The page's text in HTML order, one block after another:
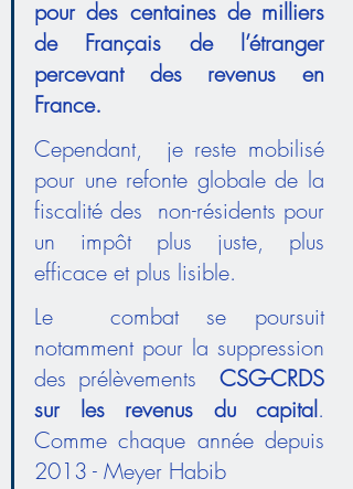
pour des centaines de milliers
de Français de l’étranger
percevant des revenus en
France.
Cependant,  je reste mobilisé
pour une refonte globale de la
fiscalité des  non-résidents pour
un impôt plus juste, plus
efficace et plus lisible.
Le  combat se poursuit
notamment pour la suppression
des prélèvements CSG-CRDS
sur les revenus du capital.
Comme chaque année depuis
2013 - Meyer Habib